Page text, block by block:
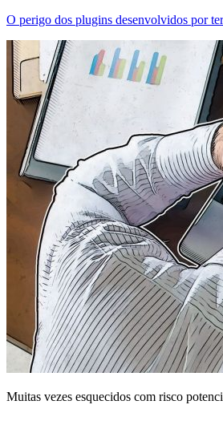
O perigo dos plugins desenvolvidos por
Muitas vezes esquecidos com risco